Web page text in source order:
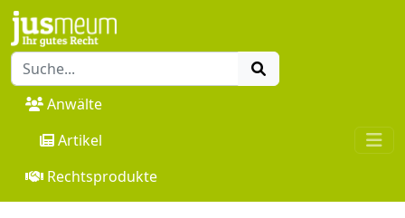
Anwälte
Artikel
Rechtsprodukte